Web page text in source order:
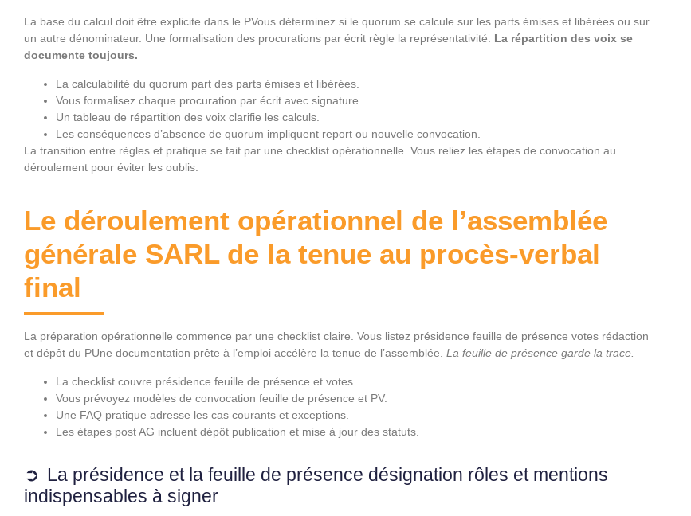
La base du calcul doit être explicite dans le PVous déterminez si le quorum se calcule sur les parts émises et libérées ou sur
un autre dénominateur. Une formalisation des procurations par écrit règle la représentativité. La répartition des voix se
documente toujours.
La calculabilité du quorum part des parts émises et libérées.
Vous formalisez chaque procuration par écrit avec signature.
Un tableau de répartition des voix clarifie les calculs.
Les conséquences d’absence de quorum impliquent report ou nouvelle convocation.
La transition entre règles et pratique se fait par une checklist opérationnelle. Vous reliez les étapes de convocation au
déroulement pour éviter les oublis.
Le déroulement opérationnel de l’assemblée
générale SARL de la tenue au procès-verbal
final
La préparation opérationnelle commence par une checklist claire. Vous listez présidence feuille de présence votes rédaction
et dépôt du PUne documentation prête à l’emploi accélère la tenue de l’assemblée. La feuille de présence garde la trace.
La checklist couvre présidence feuille de présence et votes.
Vous prévoyez modèles de convocation feuille de présence et PV.
Une FAQ pratique adresse les cas courants et exceptions.
Les étapes post AG incluent dépôt publication et mise à jour des statuts.
La présidence et la feuille de présence désignation rôles et mentions
indispensables à signer